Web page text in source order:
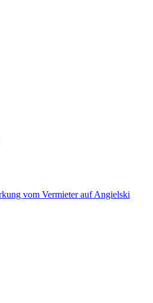
vom Vermieter auf Angielski